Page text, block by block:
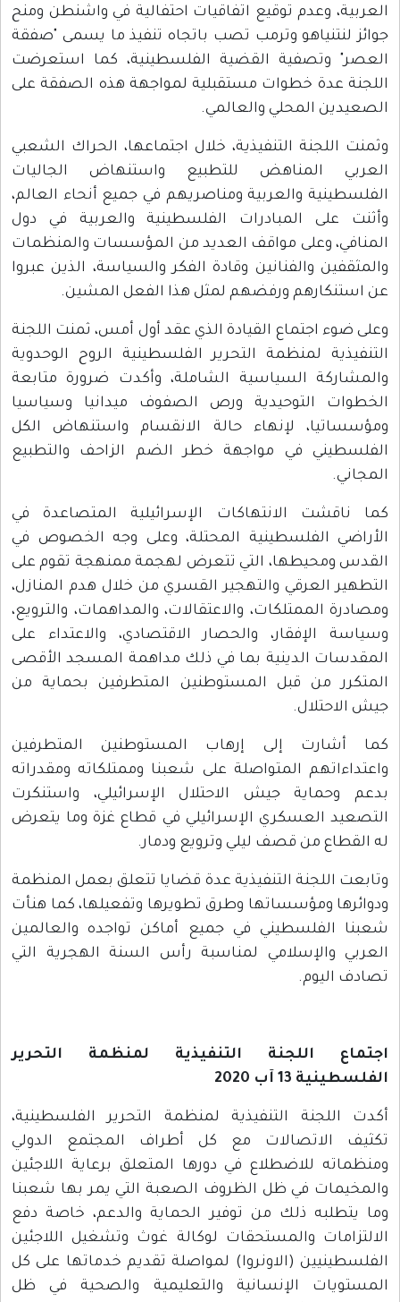
العربية، وعدم توقيع اتفاقيات احتفالية في واشنطن ومنح
جوائز لنتنياهو وترمب تصب باتجاه تنفيذ ما يسمى "صفقة
العصر" وتصفية القضية الفلسطينية، كما استعرضت
اللجنة عدة خطوات مستقبلية لمواجهة هذه الصفقة على
الصعيدين المحلي والعالمي.
وثمنت اللجنة التنفيذية، خلال اجتماعها، الحراك الشعبي
العربي المناهض للتطبيع واستنهاض الجاليات
الفلسطينية والعربية ومناصريهم في جميع أنحاء العالم،
وأثنت على المبادرات الفلسطينية والعربية في دول
المنافي، وعلى مواقف العديد من المؤسسات والمنظمات
والمثقفين والفنانين وقادة الفكر والسياسة، الذين عبروا
عن استنكارهم ورفضهم لمثل هذا الفعل المشين.
وعلى ضوء اجتماع القيادة الذي عقد أول أمس، ثمنت اللجنة
التنفيذية لمنظمة التحرير الفلسطينية الروح الوحدوية
والمشاركة السياسية الشاملة، وأكدت ضرورة متابعة
الخطوات التوحيدية ورص الصفوف ميدانيا وسياسيا
ومؤسساتيا، لإنهاء حالة الانقسام واستنهاض الكل
الفلسطيني في مواجهة خطر الضم الزاحف والتطبيع
المجاني.
كما ناقشت الانتهاكات الإسرائيلية المتصاعدة في
الأراضي الفلسطينية المحتلة، وعلى وجه الخصوص في
القدس ومحيطها، التي تتعرض لهجمة ممنهجة تقوم على
التطهير العرقي والتهجير القسري من خلال هدم المنازل،
ومصادرة الممتلكات، والاعتقالات، والمداهمات، والترويع،
وسياسة الإفقار، والحصار الاقتصادي، والاعتداء على
المقدسات الدينية بما في ذلك مداهمة المسجد الأقصى
المتكرر من قبل المستوطنين المتطرفين بحماية من
جيش الاحتلال.
كما أشارت إلى إرهاب المستوطنين المتطرفين
واعتداءاتهم المتواصلة على شعبنا وممتلكاته ومقدراته
بدعم وحماية جيش الاحتلال الإسرائيلي، واستنكرت
التصعيد العسكري الإسرائيلي في قطاع غزة وما يتعرض
له القطاع من قصف ليلي وترويع ودمار.
وتابعت اللجنة التنفيذية عدة قضايا تتعلق بعمل المنظمة
ودوائرها ومؤسساتها وطرق تطويرها وتفعيلها، كما هنأت
شعبنا الفلسطيني في جميع أماكن تواجده والعالمين
العربي والإسلامي لمناسبة رأس السنة الهجرية التي
تصادف اليوم.
اجتماع اللجنة التنفيذية لمنظمة التحرير
الفلسطينية 13 آب 2020
أكدت اللجنة التنفيذية لمنظمة التحرير الفلسطينية،
تكثيف الاتصالات مع كل أطراف المجتمع الدولي
ومنظماته للاضطلاع في دورها المتعلق برعاية اللاجئين
والمخيمات في ظل الظروف الصعبة التي يمر بها شعبنا
وما يتطلبه ذلك من توفير الحماية والدعم، خاصة دفع
الالتزامات والمستحقات لوكالة غوث وتشغيل اللاجئين
الفلسطينيين (الاونروا) لمواصلة تقديم خدماتها على كل
المستويات الإنسانية والتعليمية والصحية في ظل